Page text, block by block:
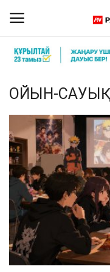
Бізбен байланыс
ПАВЛОДАР ОБЛЫСЫ
ҚАЗАҚСТАН
ӘЛЕМ
Спорт
ОЙЫН-САУЫҚ